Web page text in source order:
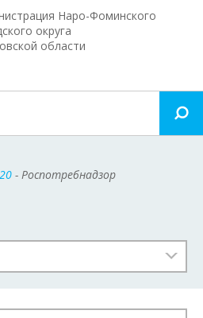
Наро-Фоминского
округа
области
- Роспотребнадзор